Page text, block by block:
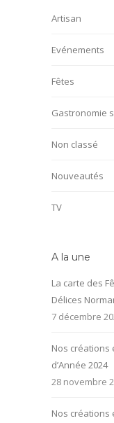
Artisan
Evénements
Fêtes
Gastronomie
Non classé
Nouveautés
TV
A la une
La carte des
Délices
7 décembre
Nos créations
d’Année 2024
28 novembre
Nos créations